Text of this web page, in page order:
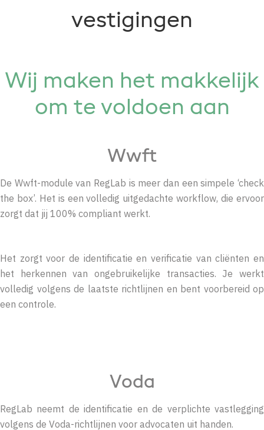
vestigingen
Wij maken het makkelijk
om te voldoen aan
Wwft
De Wwft-module van RegLab is meer dan een simpele ‘check
the box’. Het is een volledig uitgedachte workflow, die ervoor
zorgt dat jij 100% compliant werkt.
Het zorgt voor de identificatie en verificatie van cliënten en
het herkennen van ongebruikelijke transacties. Je werkt
volledig volgens de laatste richtlijnen en bent voorbereid op
een controle.
Voda
RegLab neemt de identificatie en de verplichte vastlegging
volgens de Voda-richtlijnen voor advocaten uit handen.